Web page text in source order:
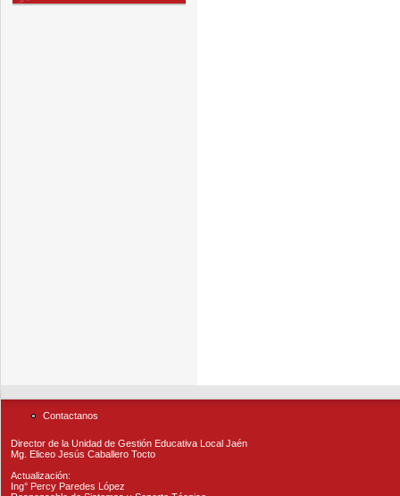
Contactanos
Director de la Unidad de Gestión Educativa Local Jaén
Mg. Eliceo Jesús Caballero Tocto
Actualización:
Ing° Percy Paredes López